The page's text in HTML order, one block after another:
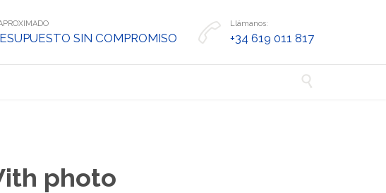
SIN COMPROMISO  Llámanos:
+34 619 011 817

photo